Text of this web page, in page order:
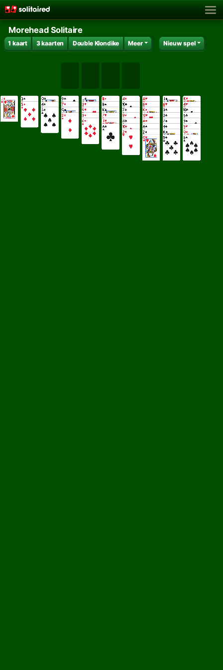
Morehead Solitaire
1 kaart 3 kaarten Double Klondike Meer Nieuw spel